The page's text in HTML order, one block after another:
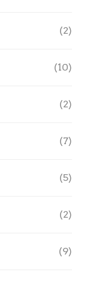
(2)
(10)
(2)
(7)
(5)
(2)
(9)